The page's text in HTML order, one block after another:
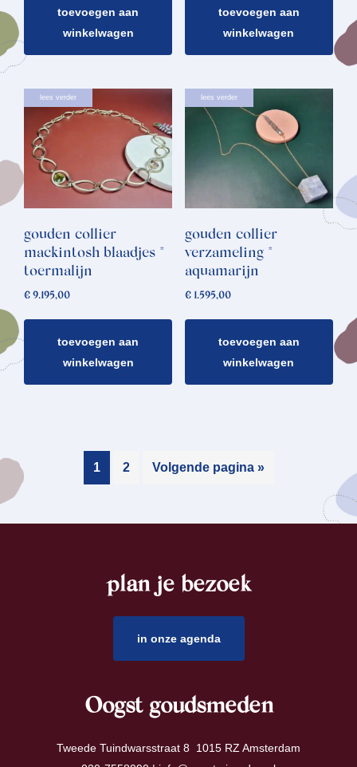
toevoegen aan
winkelwagen
toevoegen aan
winkelwagen
lees verder
gouden collier
mackintosh blaadjes *
toermalijn
€ 9.195,00
toevoegen aan
winkelwagen
lees verder
gouden collier
verzameling *
aquamarijn
€1.595,00
toevoegen aan
winkelwagen
1 2 Volgende pagina »
plan je bezoek
in onze agenda
Oogst goudsmeden
Tweede Tuindwarsstraat 8 1015 RZ Amsterdam